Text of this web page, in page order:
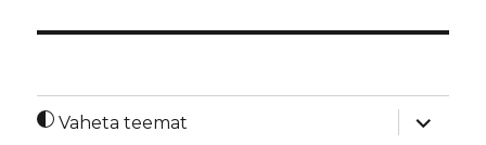
Vaheta teemat
laienda